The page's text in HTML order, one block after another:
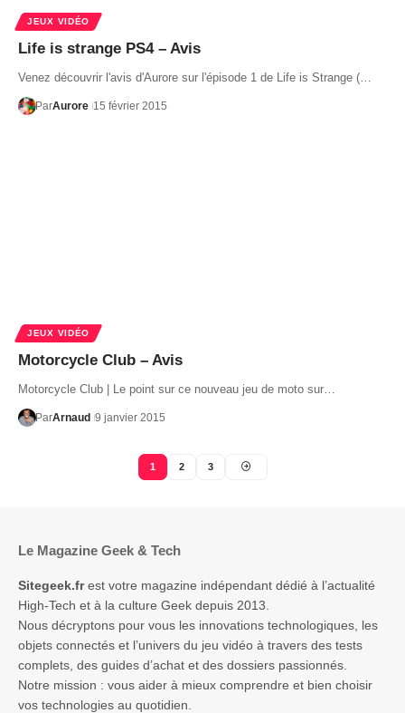
JEUX VIDÉO
Life is strange PS4 – Avis
Venez découvrir l'avis d'Aurore sur l'épisode 1 de Life is Strange (…
ParAurore 15 février 2015
JEUX VIDÉO
Motorcycle Club – Avis
Motorcycle Club | Le point sur ce nouveau jeu de moto sur…
ParArnaud 9 janvier 2015
1 2 3
Le Magazine Geek & Tech
Sitegeek.frest votre magazine indépendant dédié à l’actualité
High-Tech et à la culture Geek depuis 2013.
Nous décryptons pour vous les innovations technologiques, les
objets connectés et l’univers du jeu vidéo à travers des tests
complets, des guides d’achat et des dossiers passionnés.
Notre mission : vous aider à mieux comprendre et bien choisir
vos technologies au quotidien.